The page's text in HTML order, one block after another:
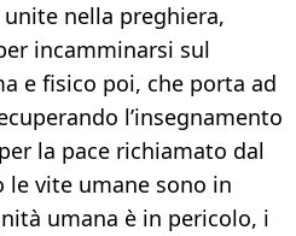
nella preghiera,
incamminarsi sul
e fisico poi, che porta ad
l’insegnamento
la pace richiamato dal
le vite umane sono in
umana è in pericolo, i